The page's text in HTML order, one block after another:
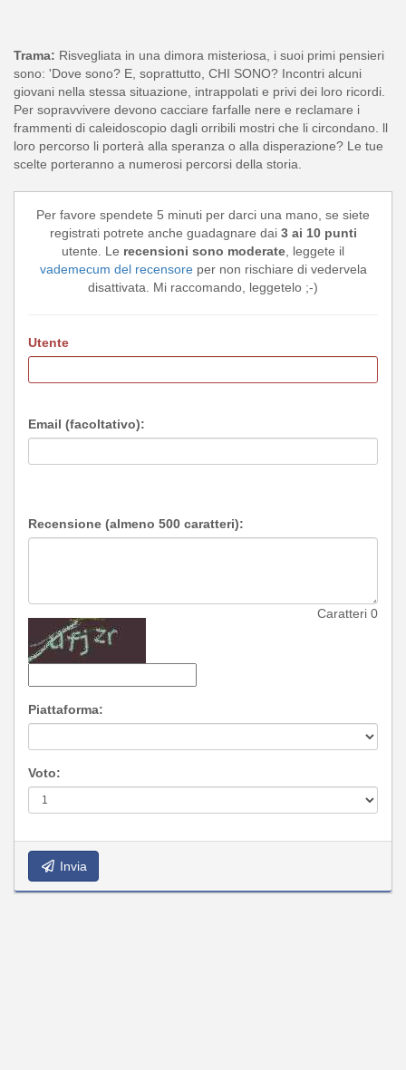
Trama: Risvegliata in una dimora misteriosa, i suoi primi pensieri
sono: 'Dove sono? E, soprattutto, CHI SONO? Incontri alcuni
giovani nella stessa situazione, intrappolati e privi dei loro ricordi.
Per sopravvivere devono cacciare farfalle nere e reclamare i
frammenti di caleidoscopio dagli orribili mostri che li circondano. ll
loro percorso li porterà alla speranza o alla disperazione? Le tue
scelte porteranno a numerosi percorsi della storia.
Per favore spendete 5 minuti per darci una mano, se siete
registrati potrete anche guadagnare dai 3 ai 10 punti
utente. Le recensioni sono moderate , leggete il
vademecum del recensoreper non rischiare di vedervela
disattivata. Mi raccomando, leggetelo ;-)
Utente
Email (facoltativo):
Recensione (almeno 500 caratteri):
Caratteri 0
Piattaforma:
Voto:
Invia